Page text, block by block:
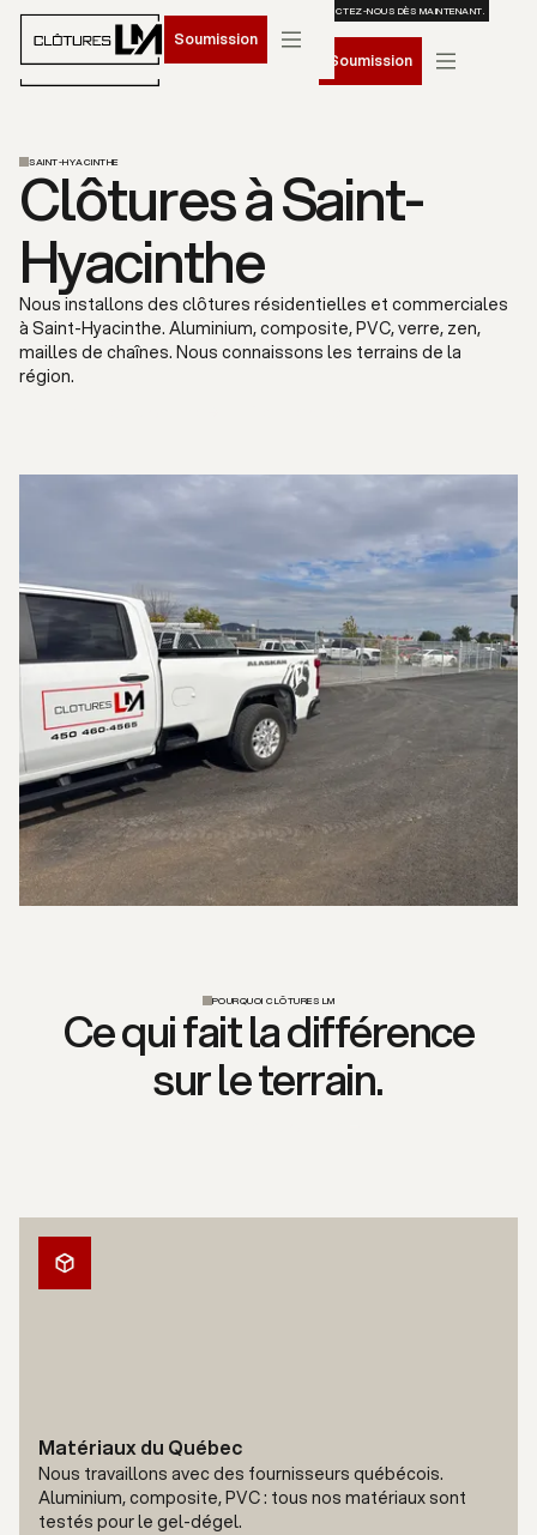
RÉSERVEZ VOTRE INSTALLATION POUR LE PRINTEMPS 2026. CONTACTEZ-NOUS DÈS MAINTENANT.
Soumission
Soumission
SAINT-HYACINTHE
Clôtures à Saint-
Hyacinthe
Nous installons des clôtures résidentielles et commerciales
à Saint-Hyacinthe. Aluminium, composite, PVC, verre, zen,
mailles de chaînes. Nous connaissons les terrains de la
région.
POURQUOI CLÔTURES LM
Ce qui fait la différence
sur le terrain.
Matériaux du Québec
Nous travaillons avec des fournisseurs québécois.
Aluminium, composite, PVC : tous nos matériaux sont
testés pour le gel-dégel.